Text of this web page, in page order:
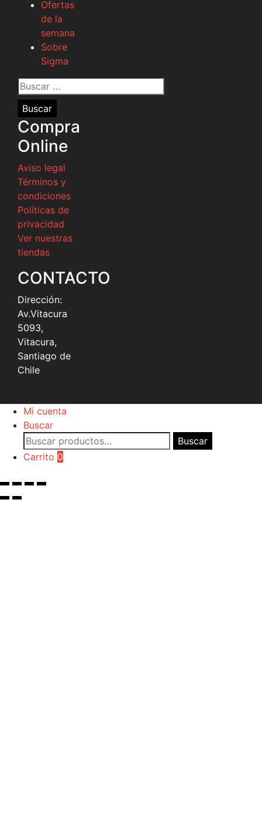
Ofertas
de la
semana
Sobre
Sigma
Buscar
por:
Compra
Online
Aviso legal
Términos y
condiciones
Políticas de
privacidad
Ver nuestras
tiendas
CONTACTO
Dirección:
Av.Vitacura
5093,
Vitacura,
Santiago de
Chile
Mi cuenta
Buscar
Buscar
por:
Buscar
Carrito 0